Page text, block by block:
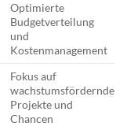
Optimierte
Budgetverteilung
und
Kostenmanagement
Fokus auf
wachstumsfördernde
Projekte und
Chancen